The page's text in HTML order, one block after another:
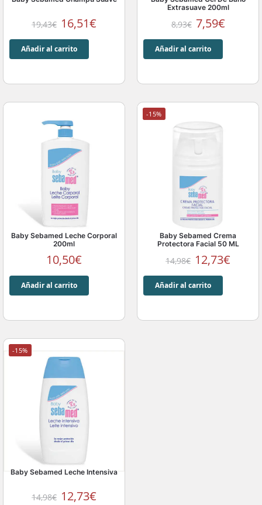
19,43€ 16,51€
Añadir al carrito
Extrasuave 200ml
8,93€ 7,59€
Añadir al carrito
Baby Sebamed Leche Corporal
200ml
10,50€
Añadir al carrito
-15%
Baby Sebamed Crema
Protectora Facial 50 ML
14,98€ 12,73€
Añadir al carrito
-15%
Baby Sebamed Leche Intensiva
14,98€ 12,73€